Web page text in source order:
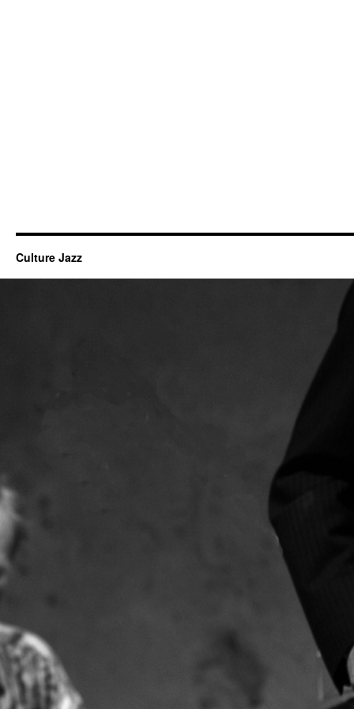
Culture Jazz